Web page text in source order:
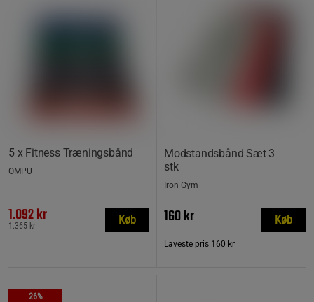
5 x Fitness Træningsbånd
OMPU
1.092 kr
1.365 kr Køb
Modstandsbånd Sæt 3
stk
Iron Gym
160 kr
Laveste pris 160 kr
Køb
26%